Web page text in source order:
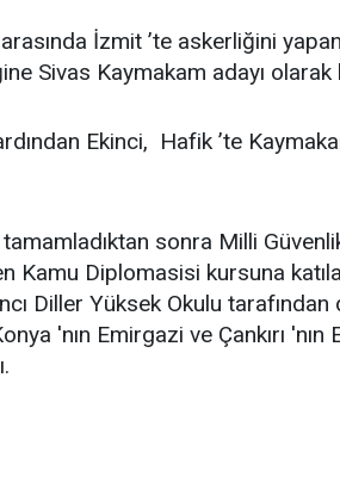
İzmit ’te askerliğini
Sivas Kaymakam adayı olarak
Ekinci, Hafik ’te
tamamladıktan sonra Milli
Kamu Diplomasisi kursuna
Diller Yüksek Okulu
'nın Emirgazi ve Çankırı